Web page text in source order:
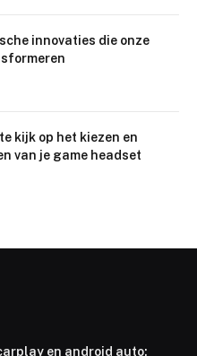
innovaties die onze
kijk op het kiezen en
van je game headset
en android auto: